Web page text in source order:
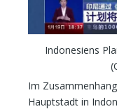
Indonesiens
Im
Hauptstadt in